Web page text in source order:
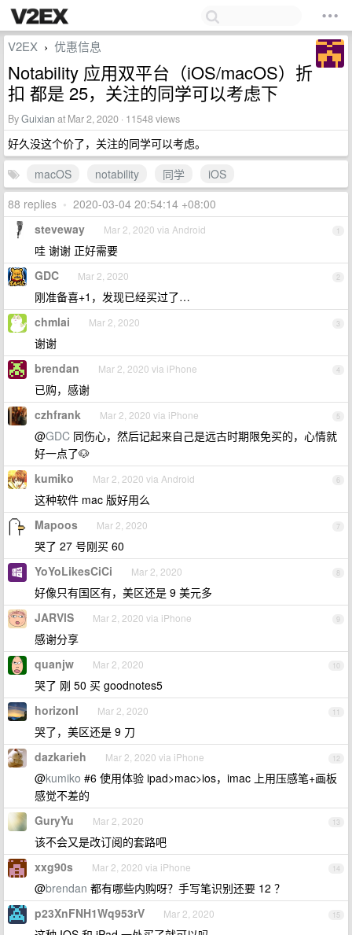
V2EX › 优惠信息
Notability 应用双平台（iOS/macOS）折
扣 都是 25，关注的同学可以考虑下
ByGuixian at Mar 2, 2020 · 11548 views
好久没这个价了，关注的同学可以考虑。
macOS
notability 同学
iOS
88 replies • 2020-03-04 20:54:14 +08:00
1
steveway Mar 2, 2020 via Android
哇 谢谢 正好需要
2
GDC Mar 2, 2020
刚准备喜+1，发现已经买过了…
3
chmlai Mar 2, 2020
谢谢
4
brendan Mar 2, 2020 via iPhone
已购，感谢
5
czhfrank Mar 2, 2020 via iPhone
@GDC 同伤心，然后记起来自己是远古时期限免买的，心情就
好一点了🐶
6
kumiko Mar 2, 2020 via Android
这种软件 mac 版好用么
7
Mapoos Mar 2, 2020
哭了 27 号刚买 60
8
YoYoLikesCiCi Mar 2, 2020
好像只有国区有，美区还是 9 美元多
9
JARVlS Mar 2, 2020 via iPhone
感谢分享
10
quanjw Mar 2, 2020
哭了 刚 50 买 goodnotes5
11
horizonl Mar 2, 2020
哭了，美区还是 9 刀
12
dazkarieh Mar 2, 2020 via iPhone
@kumiko #6 使用体验 ipad>mac>ios，imac 上用压感笔+画板
感觉不差的
13
GuryYu Mar 2, 2020
该不会又是改订阅的套路吧
14
xxg90s Mar 2, 2020 via iPhone
@brendan 都有哪些内购呀？手写笔识别还要 12 ？
15
p23XnFNH1Wq953rV Mar 2, 2020